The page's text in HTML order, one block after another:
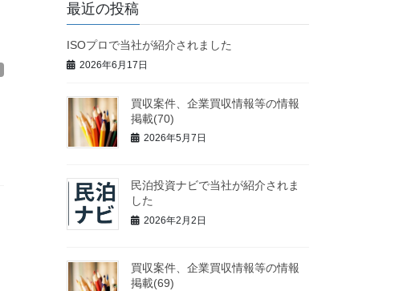
最近の投稿
ISOプロで当社が紹介されました
2026年6月17日
買収案件、企業買収情報等の情報
掲載(70)
2026年5月7日
民泊投資ナビで当社が紹介されま
した
2026年2月2日
買収案件、企業買収情報等の情報
掲載(69)